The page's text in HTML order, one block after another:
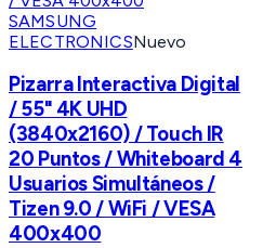
SAMSUNG
ELECTRONICSNuevo
Pizarra Interactiva Digital
/ 55" 4K UHD
(3840x2160) / Touch IR
20 Puntos / Whiteboard 4
Usuarios Simultáneos /
Tizen 9.0 / WiFi / VESA
400x400